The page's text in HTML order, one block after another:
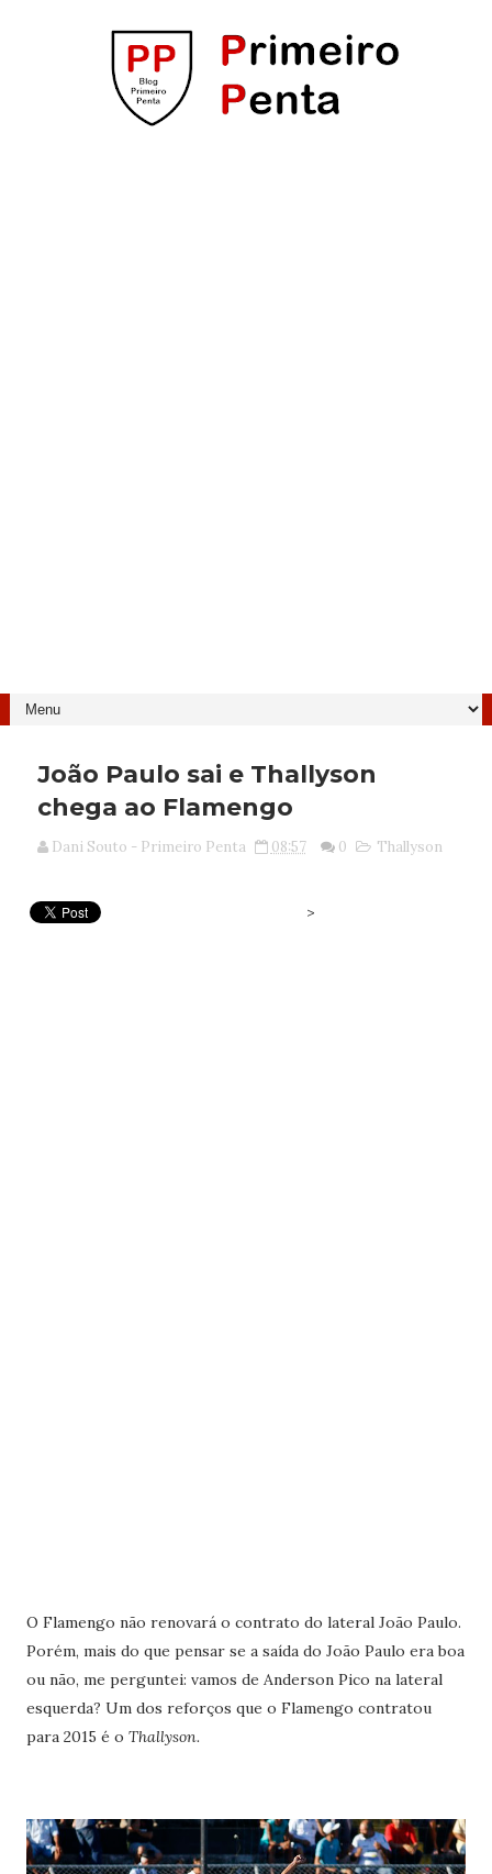
João Paulo sai e Thallyson
chega ao Flamengo
Dani Souto - Primeiro Penta 08:57 0 Thallyson
>
O Flamengo não renovará o contrato do lateral João Paulo.
Porém, mais do que pensar se a saída do João Paulo era boa
ou não, me perguntei: vamos de Anderson Pico na lateral
esquerda? Um dos reforços que o Flamengo contratou
para 2015 é o Thallyson.